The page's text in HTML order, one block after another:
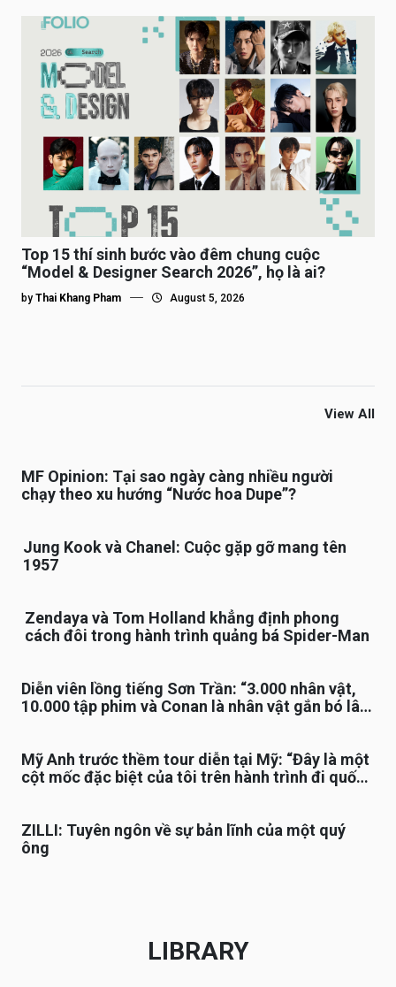
Top 15 thí sinh bước vào đêm chung cuộc
“Model & Designer Search 2026”, họ là ai?
by Thai Khang Pham August 5, 2026
View All
MF Opinion: Tại sao ngày càng nhiều người
chạy theo xu hướng “Nước hoa Dupe”?
Jung Kook và Chanel: Cuộc gặp gỡ mang tên
1957
Zendaya và Tom Holland khẳng định phong
cách đôi trong hành trình quảng bá Spider-Man
Diễn viên lồng tiếng Sơn Trần: “3.000 nhân vật,
10.000 tập phim và Conan là nhân vật gắn bó lâu
Mỹ Anh trước thềm tour diễn tại Mỹ: “Đây là một
cột mốc đặc biệt của tôi trên hành trình đi quốc
ZILLI: Tuyên ngôn về sự bản lĩnh của một quý
ông
LIBRARY